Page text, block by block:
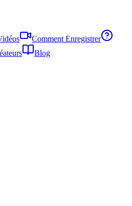
Comment Enregistrer
Blog